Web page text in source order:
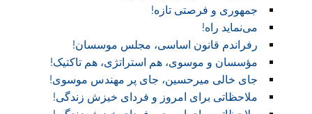
جمهوری و فرصتی تازه!
می‌نماید راه!
رفراندم قانون اساسی، مجلس موسسان!
مؤسسان و موسوی، هم استراتژی، هم تاکتیک!
جای خالی میرحسین، جای پر مهندس موسوی!
ملاحظاتی برای امروز و فردای خیزش زندگی!